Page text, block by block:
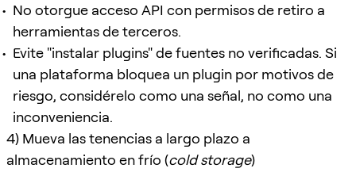
No otorgue acceso API con permisos de retiro a
herramientas de terceros.
Evite "instalar plugins" de fuentes no verificadas. Si
una plataforma bloquea un plugin por motivos de
riesgo, considérelo como una señal, no como una
inconveniencia.
4) Mueva las tenencias a largo plazo a
almacenamiento en frío (cold storage)